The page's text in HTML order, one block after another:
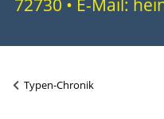
72730 • E-Mail:
Typen-Chronik